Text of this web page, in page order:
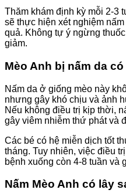
Thăm khám định kỳ mỗi 2-3
sẽ thực hiện xét nghiệm
quả. Không tự ý ngừng
giảm.
Mèo Anh bị nấm da
Nấm da ở giống mèo này
nhưng gây khó chịu và ảnh
Nếu không điều trị kịp thời,
gây viêm nhiễm thứ phát và
Các bé có hệ miễn dịch tốt
tháng. Tuy nhiên, việc điều
bệnh xuống còn 4-8 tuần và
Nấm Mèo Anh có lây